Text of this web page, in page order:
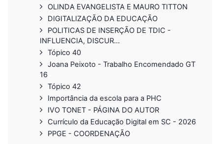
OLINDA EVANGELISTA E MAURO TITTON
DIGITALIZAÇÃO DA EDUCAÇÃO
POLITICAS DE INSERÇÃO DE TDIC -
INFLUENCIA, DISCUR...
Tópico 40
Joana Peixoto - Trabalho Encomendado GT
16
Tópico 42
Importância da escola para a PHC
IVO TONET - PÁGINA DO AUTOR
Currículo da Educação Digital em SC - 2026
PPGE - COORDENAÇÃO